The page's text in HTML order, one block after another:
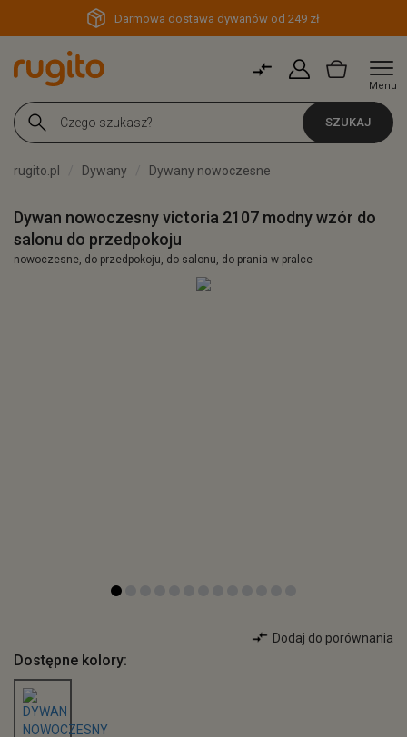
Darmowa dostawa dywanów od 249 zł
Menu
SZUKAJ
rugito.pl Dywany Dywany nowoczesne
Dywan nowoczesny victoria 2107 modny wzór do
salonu do przedpokoju
nowoczesne, do przedpokoju, do salonu, do prania w pralce
Dodaj do porównania
Dostępne kolory: